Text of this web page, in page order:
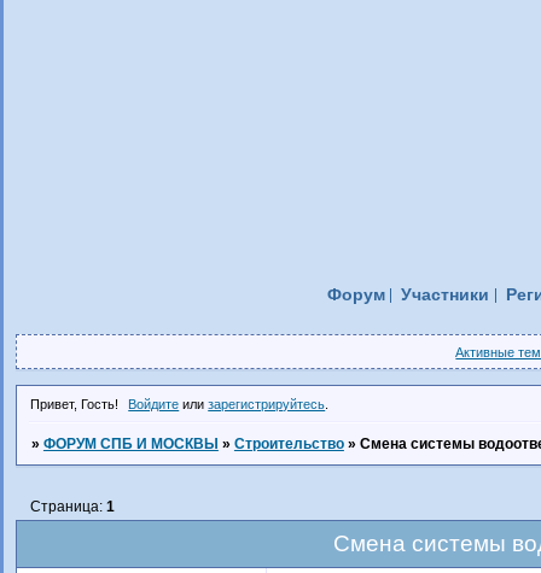
Форум Участники
Активные
Привет, Гость! Войдите илизарегистрируйтесь
» ФОРУМ СПБ И МОСКВЫ » Строительство » Смена системы
Смена системы
Страница: 1